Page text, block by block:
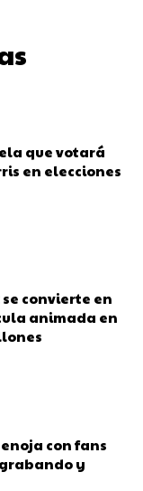
que votará
en elecciones
convierte en
animada en
con fans
y